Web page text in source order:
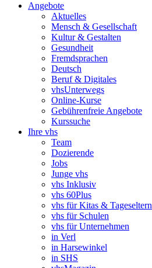
Angebote
Aktuelles
Mensch & Gesellschaft
Kultur & Gestalten
Gesundheit
Fremdsprachen
Deutsch
Beruf & Digitales
vhsUnterwegs
Online-Kurse
Gebührenfreie Angebote
Kurssuche
Ihre vhs
Team
Dozierende
Jobs
Junge vhs
vhs Inklusiv
vhs 60Plus
vhs für Kitas & Tageseltern
vhs für Schulen
vhs für Unternehmen
in Verl
in Harsewinkel
in SHS